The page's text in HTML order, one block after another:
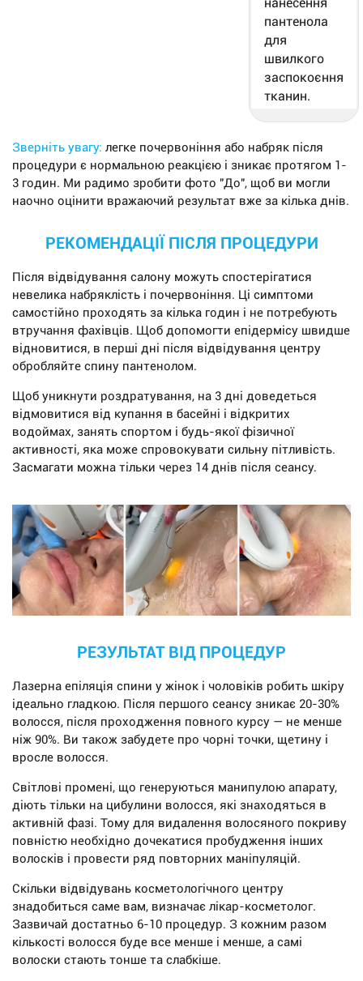
пантенола
для
швилкого
заспокоєння
тканин.
Зверніть увагу: легке почервоніння або набряк після
процедури є нормальною реакцією і зникає протягом 1-
3 годин. Ми радимо зробити фото "До", щоб ви могли
наочно оцінити вражаючий результат вже за кілька днів.
РЕКОМЕНДАЦІЇ ПІСЛЯ ПРОЦЕДУРИ
Після відвідування салону можуть спостерігатися
невелика набряклість і почервоніння. Ці симптоми
самостійно проходять за кілька годин і не потребують
втручання фахівців. Щоб допомогти епідермісу швидше
відновитися, в перші дні після відвідування центру
обробляйте спину пантенолом.
Щоб уникнути роздратування, на 3 дні доведеться
відмовитися від купання в басейні і відкритих
водоймах, занять спортом і будь-якої фізичної
активності, яка може спровокувати сильну пітливість.
Засмагати можна тільки через 14 днів після сеансу.
РЕЗУЛЬТАТ ВІД ПРОЦЕДУР
Лазерна епіляція спини у жінок і чоловіків робить шкіру
ідеально гладкою. Після першого сеансу зникає 20-30%
волосся, після проходження повного курсу — не менше
ніж 90%. Ви також забудете про чорні точки, щетину і
вросле волосся.
Світлові промені, що генеруються манипулою апарату,
діють тільки на цибулини волосся, які знаходяться в
активній фазі. Тому для видалення волосяного покриву
повністю необхідно дочекатися пробудження інших
волосків і провести ряд повторних маніпуляцій.
Скільки відвідувань косметологічного центру
знадобиться саме вам, визначає лікар-косметолог.
Зазвичай достатньо 6-10 процедур. З кожним разом
кількості волосся буде все менше і менше, а самі
волоски стають тонше та слабкіше.